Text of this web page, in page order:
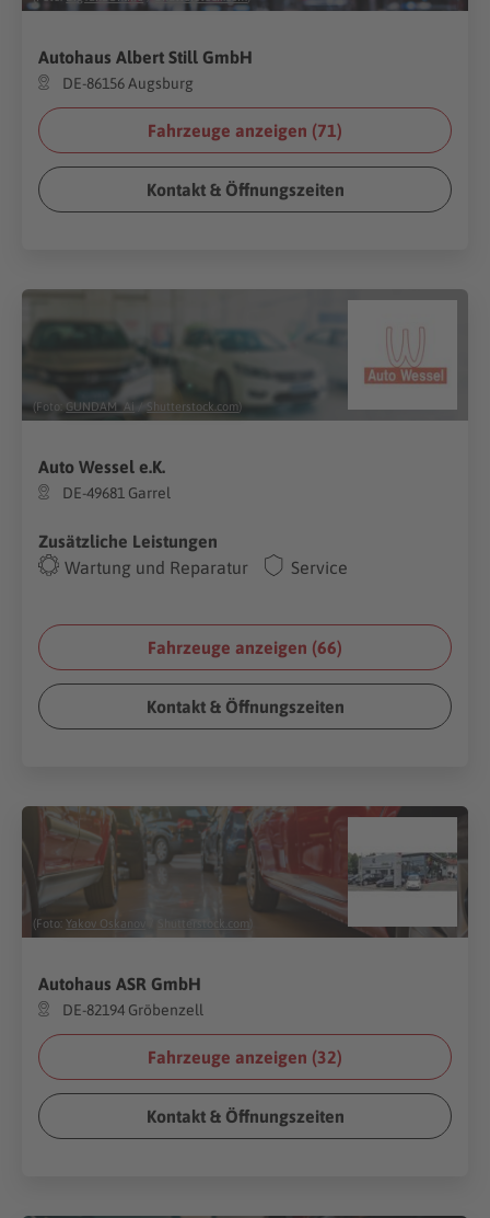
Autohaus Albert Still GmbH
DE-86156 Augsburg
Fahrzeuge anzeigen (71)
Kontakt & Öffnungszeiten
(Foto: GUNDAM_Ai / Shutterstock.com)
Auto Wessel e.K.
DE-49681 Garrel
Zusätzliche Leistungen
Wartung und Reparatur
Service
Fahrzeuge anzeigen (66)
Kontakt & Öffnungszeiten
(Foto: Yakov Oskanov Shutterstock.com
Autohaus ASR GmbH
DE-82194 Gröbenzell
Fahrzeuge anzeigen (32)
Kontakt & Öffnungszeiten